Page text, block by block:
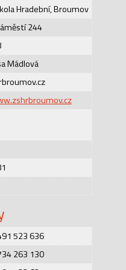
Hradební, Broumov
244
Mádlová
523 636
263 130